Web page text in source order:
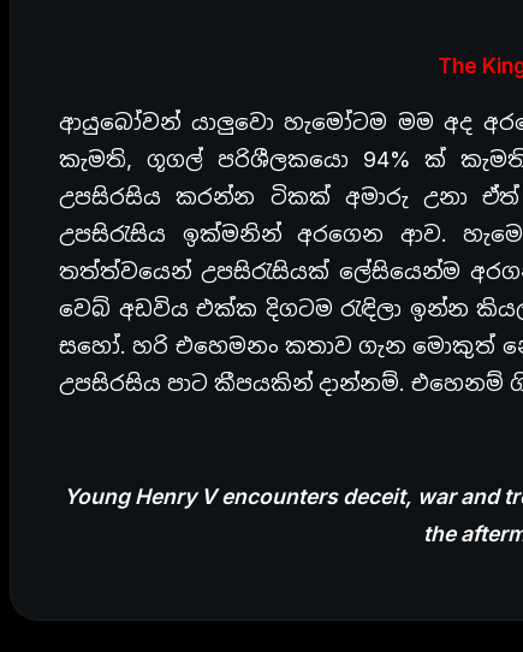
The
ආයුබෝවන් යාලුවො හැමෝටම මම අද
කැමති, ගූගල් පරිශීලකයො 94% ක්
උපසිරසිය කරන්න ටිකක් අමාරු උනා
උපසිරැසිය ඉක්මනින් අරගෙන ආව.
තත්ත්වයෙන් උපසිරැසියක් ලේසියෙන්ම
වෙබ් අඩවිය එක්ක දිගටම රැඳිලා ඉන්න
සහෝ. හරි එහෙමනං කතාව ගැන මොකුත්
උපසිරසිය පාට කීපයකින් දාන්නම්. එහෙනම්
Young Henry V encounters deceit, war and
the